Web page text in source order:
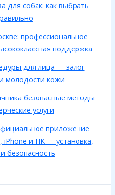
для собак: как выбрать
профессиональное
поддержка
для лица — залог
молодости кожи
безопасные методы
услуги
приложение
iPhone и ПК — установка,
безопасность